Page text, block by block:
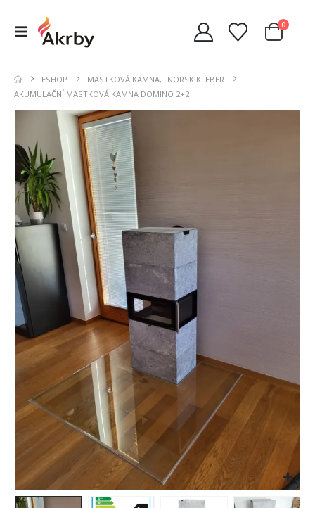
0
ESHOP MASTKOVÁ KAMNA,
NORSK KLEBER
AKUMULAČNÍ MASTKOVÁ KAMNA DOMINO 2+2